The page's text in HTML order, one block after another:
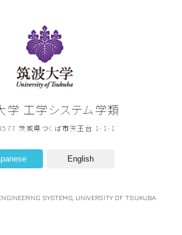
筑波大学
学 工学システム学類
茨城県つくば市天王台 1-1-1
English
SYSTEMS, UNIVERSITY OF TSUKUBA.